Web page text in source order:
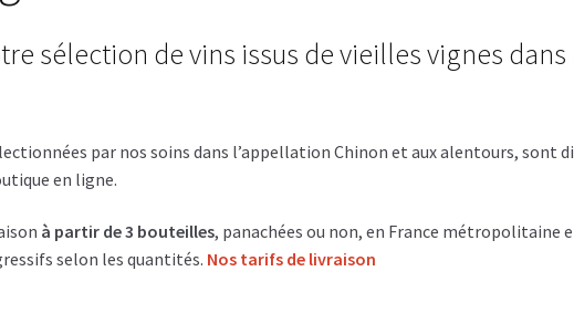
sélection de vins issus de vieilles vignes
par nos soins dans l’appellation Chinon et aux alentours, sont
en ligne.
à partir de 3 bouteilles, panachées ou non, en France métropolitaine
selon les quantités. Nos tarifs de livraison